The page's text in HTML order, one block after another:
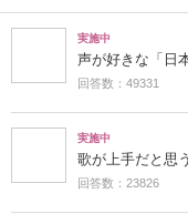
実施中
声が好きな「日
回答数：49331
実施中
歌が上手だと思
回答数：23826